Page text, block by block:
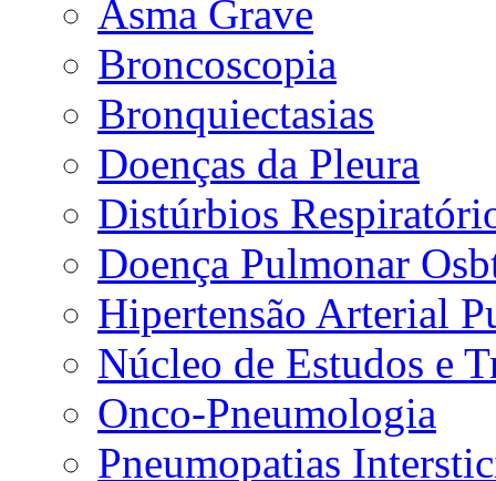
Asma Grave
Broncoscopia
Bronquiectasias
Doenças da Pleura
Distúrbios
Doença Pulmonar
Hipertensão Arterial
Núcleo de Estudos e
Onco-Pneumologia
Pneumopatias